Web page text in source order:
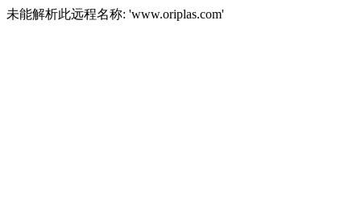
未能解析此远程名称: 'www.oriplas.com'